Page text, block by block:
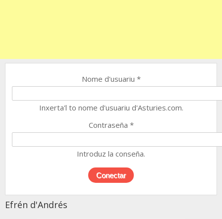
Nome d'usuariu *
Inxerta'l to nome d'usuariu d'Asturies.com.
Contraseña *
Introduz la conseña.
Efrén d'Andrés